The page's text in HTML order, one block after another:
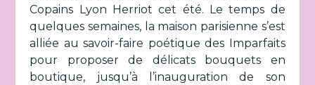
Copains Lyon Herriot cet été. Le temps de
quelques semaines, la maison parisienne s’est
alliée au savoir-faire poétique des Imparfaits
pour proposer de délicats bouquets en
boutique, jusqu’à l’inauguration de son